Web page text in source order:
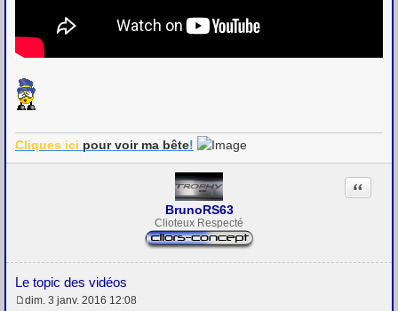
Cliques ici pour voir ma bête!
BrunoRS63
Clioteux Respecté
Le topic des vidéos
Citation
dim. 3 janv. 2016 12:08